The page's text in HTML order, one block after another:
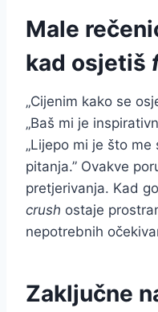
Male
kad osjetiš
„Cijenim kako se
„Baš mi je
„Lijepo mi je što
pitanja.” Ovakve
pretjerivanja. Kad
crush ostaje
nepotrebnih
Zaključne